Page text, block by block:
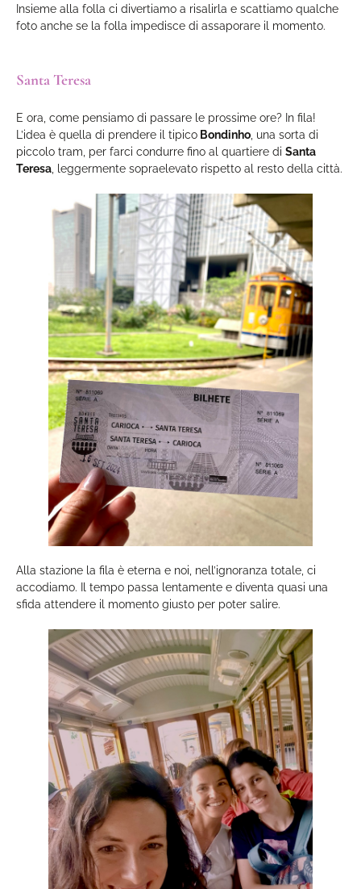
Insieme alla folla ci divertiamo a risalirla e scattiamo qualche
foto anche se la folla impedisce di assaporare il momento.
Santa Teresa
E ora, come pensiamo di passare le prossime ore? In fila!
L’idea è quella di prendere il tipico Bondinho , una sorta di
piccolo tram, per farci condurre fino al quartiere di Santa
Teresa , leggermente sopraelevato rispetto al resto della città.
Alla stazione la fila è eterna e noi, nell’ignoranza totale, ci
accodiamo. Il tempo passa lentamente e diventa quasi una
sfida attendere il momento giusto per poter salire.